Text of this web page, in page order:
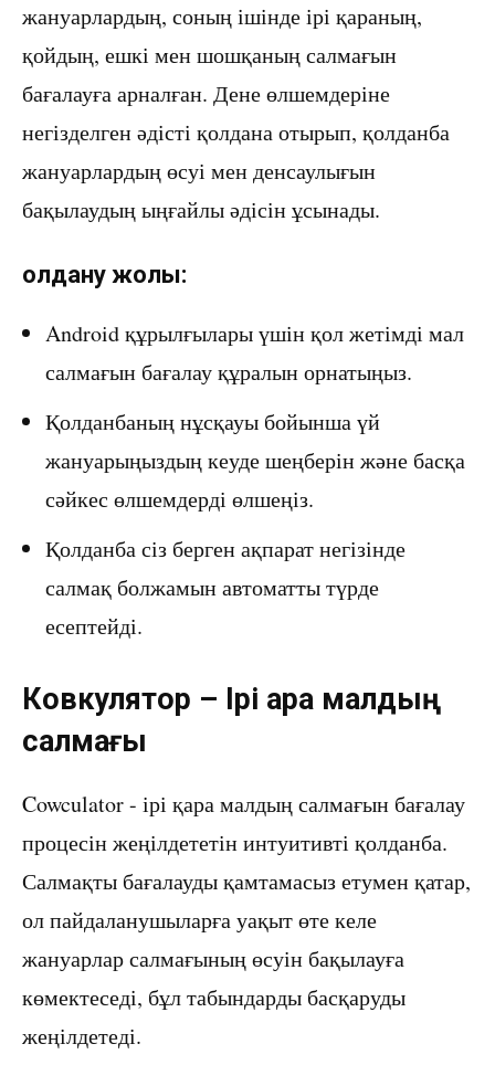
жануарлардың, соның ішінде ірі қараның,
қойдың, ешкі мен шошқаның салмағын
бағалауға арналған. Дене өлшемдеріне
негізделген әдісті қолдана отырып, қолданба
жануарлардың өсуі мен денсаулығын
бақылаудың ыңғайлы әдісін ұсынады.
Қолдану жолы:
Android құрылғылары үшін қол жетімді мал
салмағын бағалау құралын орнатыңыз.
Қолданбаның нұсқауы бойынша үй
жануарыңыздың кеуде шеңберін және басқа
сәйкес өлшемдерді өлшеңіз.
Қолданба сіз берген ақпарат негізінде
салмақ болжамын автоматты түрде
есептейді.
Ковкулятор – Ірі қара малдың
салмағы
Cowculator - ірі қара малдың салмағын бағалау
процесін жеңілдететін интуитивті қолданба.
Салмақты бағалауды қамтамасыз етумен қатар,
ол пайдаланушыларға уақыт өте келе
жануарлар салмағының өсуін бақылауға
көмектеседі, бұл табындарды басқаруды
жеңілдетеді.